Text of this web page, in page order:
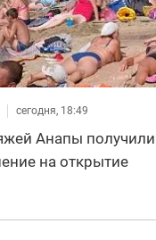
сегодня, 18:49
Анапы получили
на открытие